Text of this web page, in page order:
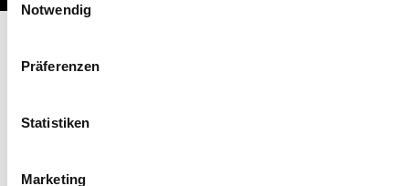
Notwendig
Präferenzen
Statistiken
Marketing